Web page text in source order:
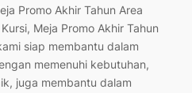
Promo Akhir Tahun Area
Meja Promo Akhir Tahun
siap membantu dalam
memenuhi kebutuhan,
juga membantu dalam